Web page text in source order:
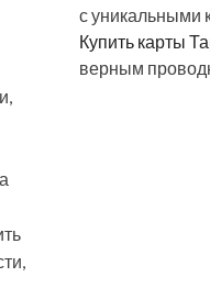
с уникальными
Купить карты
верным